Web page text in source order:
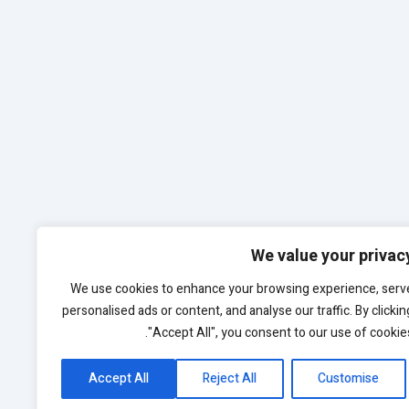
We value your
We use cookies to enhance your browsing experience,
personalised ads or content, and analyse our traffic. By
"Accept All", you consent to our use of
Customise
Reject All
Accept All